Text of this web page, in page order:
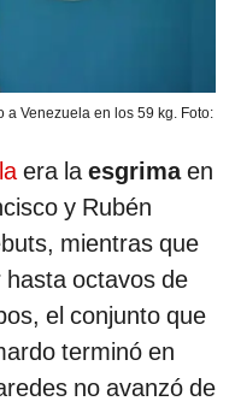
Venezuela en los 59 kg. Foto:
era la esgrimaen
y Rubén
mientras que
octavos de
el conjunto que
terminó en
no avanzó de